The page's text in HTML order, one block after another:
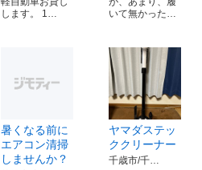
します。 1…
いて無かった…
暑くなる前に
エアコン清掃
しませんか？
ヤマダステッ
ククリーナー
千歳市/千…